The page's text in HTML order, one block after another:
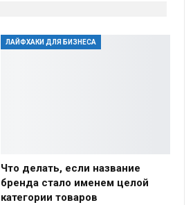
ЛАЙФХАКИ ДЛЯ БИЗНЕСА
Что делать, если название
бренда стало именем целой
категории товаров